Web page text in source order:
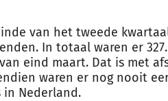
van het tweede
In totaal waren er
eind maart. Dat is met
waren er nog nooit
in Nederland.